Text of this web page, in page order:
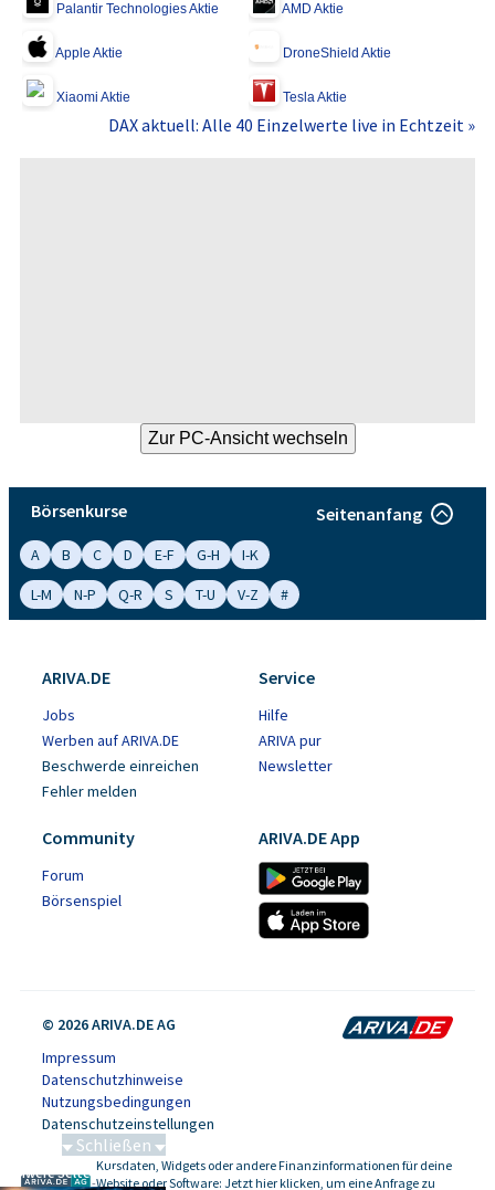
Palantir Technologies Aktie AMD Aktie
Apple Aktie DroneShield Aktie
Xiaomi Aktie Tesla Aktie
DAX aktuell: Alle 40 Einzelwerte live in Echtzeit »
Börsenkurse Seitenanfang
A B C D E-F G-H
I-K
L-M
N-P Q-R S T-U V-Z #
ARIVA.DE
Jobs
Werben auf ARIVA.DE
Beschwerde einreichen
Fehler melden
Service
Hilfe
ARIVA pur
Newsletter
Community
Forum
Börsenspiel
ARIVA.DE App
© 2026 ARIVA.DE AG
Impressum
Datenschutzhinweise
Nutzungsbedingungen
Datenschutzeinstellungen
-
Kursdaten, Widgets oder andere Finanzinformationen für deine
Website oder Software: Jetzt hier klicken, um eine Anfrage zu
Schließen
Schwere Seltene Erden